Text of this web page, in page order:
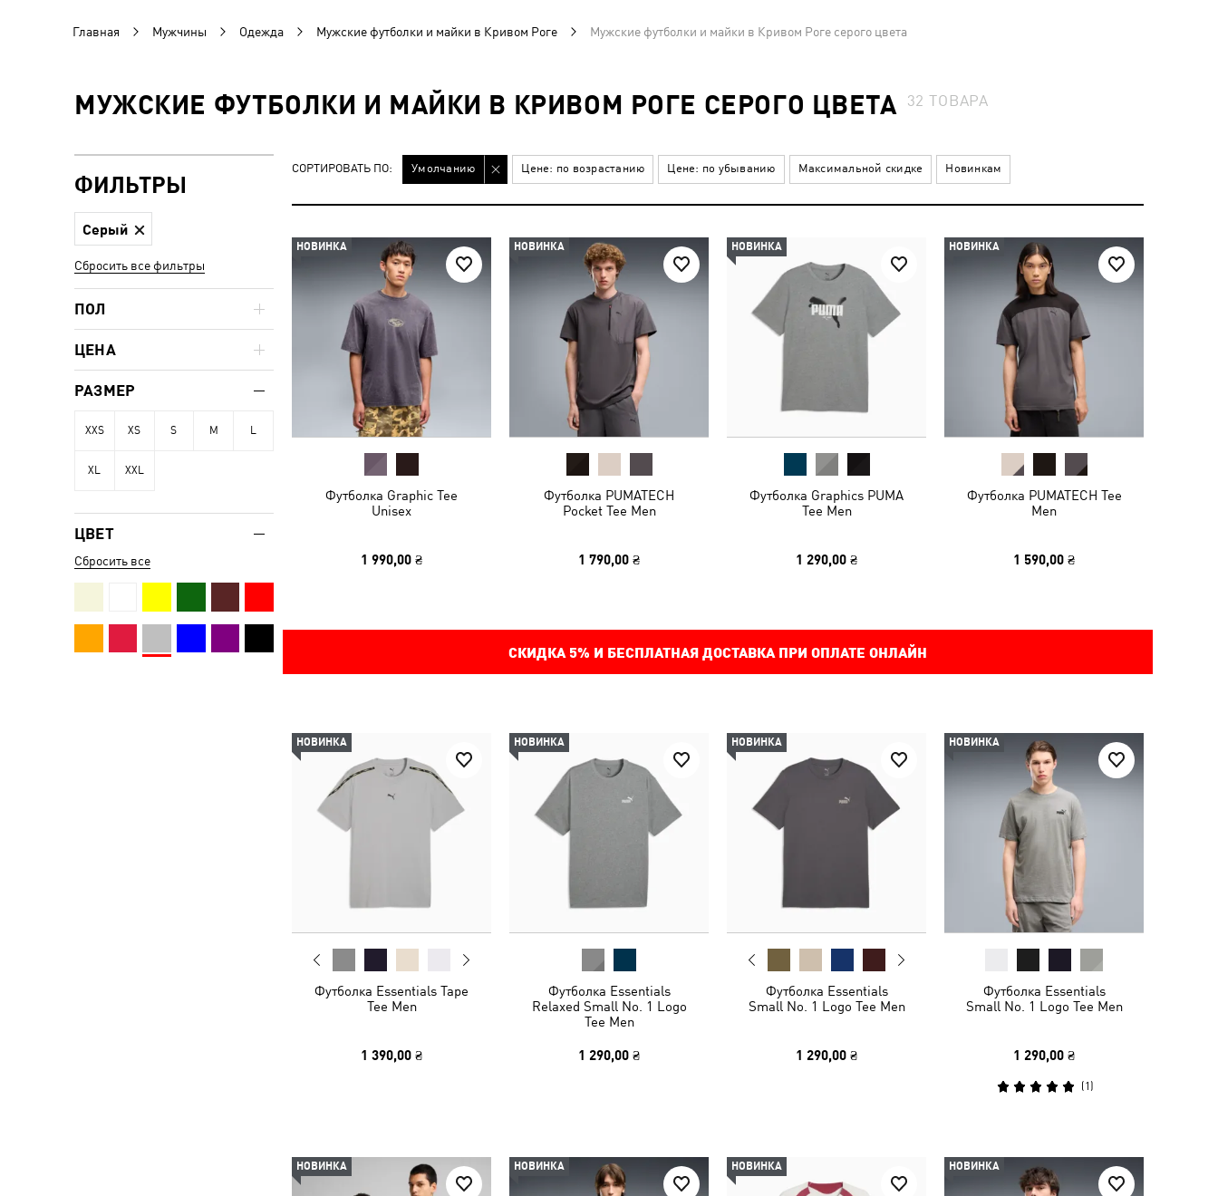
Главная Мужчины Одежда Мужские футболки и майки в Кривом Роге Мужские футболки и майки в Кривом Роге серого цвета
МУЖСКИЕ ФУТБОЛКИ И МАЙКИ В КРИВОМ РОГЕ СЕРОГО ЦВЕТА 32ТОВАРА
СОРТИРОВАТЬ ПО: Умолчанию Цене: по возрастанию Цене: по убыванию Максимальной скидке Новинкам
НОВИНКА
Футболка Graphic Tee
Unisex
1 990,00 ₴
НОВИНКА
Футболка PUMATECH
Pocket Tee Men
1 790,00 ₴
НОВИНКА
Футболка Graphics PUMA
Tee Men
1 290,00 ₴
НОВИНКА
Футболка PUMATECH Tee
Men
1 590,00 ₴
СКИДКА 5% И БЕСПЛАТНАЯ ДОСТАВКА ПРИ ОПЛАТЕ ОНЛАЙН
НОВИНКА
Футболка Essentials Tape
Tee Men
1 390,00 ₴
НОВИНКА
Футболка Essentials
Relaxed Small No. 1 Logo
Tee Men
1 290,00 ₴
НОВИНКА
Футболка Essentials
Small No. 1 Logo Tee Men
1 290,00 ₴
НОВИНКА
Футболка Essentials
Small No. 1 Logo Tee Men
1 290,00 ₴
(1 )
НОВИНКА НОВИНКА НОВИНКА НОВИНКА
ФИЛЬТРЫ
Серый
Сбросить все фильтры
ПОЛ
ЦЕНА
РАЗМЕР
XXS XS S M L
XL XXL
ЦВЕТ
Сбросить все